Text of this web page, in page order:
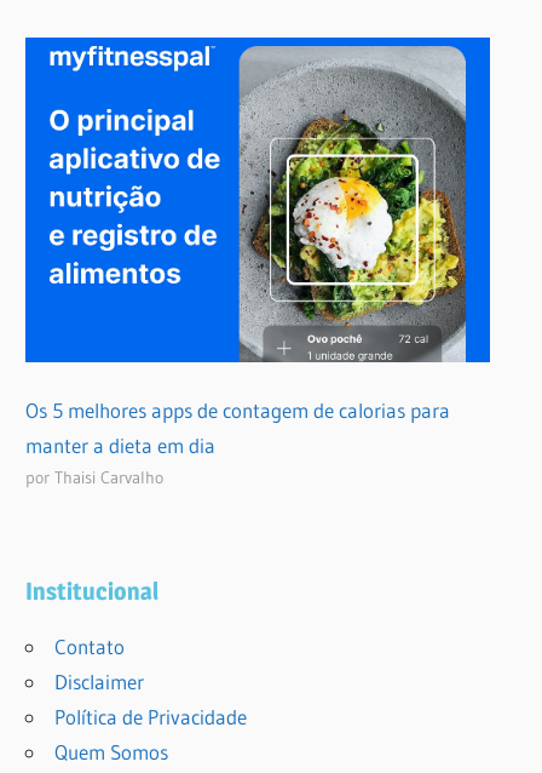
Os 5 melhores apps de contagem de calorias para
manter a dieta em dia
por Thaisi Carvalho
Institucional
Contato
Disclaimer
Política de Privacidade
Quem Somos